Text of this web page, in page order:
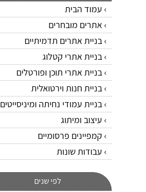
עמוד הבית
אתרים מובחרים
בניית אתרים תדמיתיים
בניית אתרי קטלוג
בניית אתרי תוכן ופורטלים
בניית חנות וירטואלית
בניית עמודי נחיתה ומיניסייטים
עיצוב ומיתוג
קמפיינים פרסומיים
עבודות שונות
לפי שנים